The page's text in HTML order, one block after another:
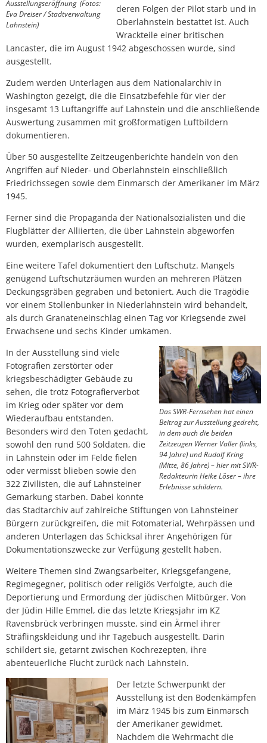
Ausstellungseröffnung (Fotos:
Eva Dreiser / Stadtverwaltung
Lahnstein)
deren Folgen der Pilot starb und in
Oberlahnstein bestattet ist. Auch
Wrackteile einer britischen
Lancaster, die im August 1942 abgeschossen wurde, sind
ausgestellt.
Zudem werden Unterlagen aus dem Nationalarchiv in
Washington gezeigt, die die Einsatzbefehle für vier der
insgesamt 13 Luftangriffe auf Lahnstein und die anschließende
Auswertung zusammen mit großformatigen Luftbildern
dokumentieren.
Über 50 ausgestellte Zeitzeugenberichte handeln von den
Angriffen auf Nieder- und Oberlahnstein einschließlich
Friedrichssegen sowie dem Einmarsch der Amerikaner im März
1945.
Ferner sind die Propaganda der Nationalsozialisten und die
Flugblätter der Alliierten, die über Lahnstein abgeworfen
wurden, exemplarisch ausgestellt.
Eine weitere Tafel dokumentiert den Luftschutz. Mangels
genügend Luftschutzräumen wurden an mehreren Plätzen
Deckungsgräben gegraben und betoniert. Auch die Tragödie
vor einem Stollenbunker in Niederlahnstein wird behandelt,
als durch Granateneinschlag einen Tag vor Kriegsende zwei
Erwachsene und sechs Kinder umkamen.
Das SWR-Fernsehen hat einen
Beitrag zur Ausstellung gedreht,
in dem auch die beiden
Zeitzeugen Werner Valler (links,
94 Jahre) und Rudolf Kring
(Mitte, 86 Jahre) – hier mit SWR-
Redakteurin Heike Löser – ihre
Erlebnisse schildern.
In der Ausstellung sind viele
Fotografien zerstörter oder
kriegsbeschädigter Gebäude zu
sehen, die trotz Fotografierverbot
im Krieg oder später vor dem
Wiederaufbau entstanden.
Besonders wird den Toten gedacht,
sowohl den rund 500 Soldaten, die
in Lahnstein oder im Felde fielen
oder vermisst blieben sowie den
322 Zivilisten, die auf Lahnsteiner
Gemarkung starben. Dabei konnte
das Stadtarchiv auf zahlreiche Stiftungen von Lahnsteiner
Bürgern zurückgreifen, die mit Fotomaterial, Wehrpässen und
anderen Unterlagen das Schicksal ihrer Angehörigen für
Dokumentationszwecke zur Verfügung gestellt haben.
Weitere Themen sind Zwangsarbeiter, Kriegsgefangene,
Regimegegner, politisch oder religiös Verfolgte, auch die
Deportierung und Ermordung der jüdischen Mitbürger. Von
der Jüdin Hille Emmel, die das letzte Kriegsjahr im KZ
Ravensbrück verbringen musste, sind ein Ärmel ihrer
Sträflingskleidung und ihr Tagebuch ausgestellt. Darin
schildert sie, getarnt zwischen Kochrezepten, ihre
abenteuerliche Flucht zurück nach Lahnstein.
Der letzte Schwerpunkt der
Ausstellung ist den Bodenkämpfen
im März 1945 bis zum Einmarsch
der Amerikaner gewidmet.
Nachdem die Wehrmacht die